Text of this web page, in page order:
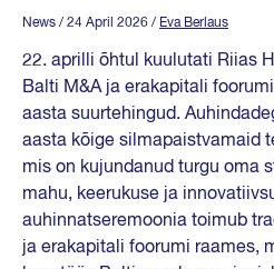
News / 24 April 2026 / Eva Berlaus
22. aprilli õhtul kuulutati Riias
Balti M&A ja erakapitali
aasta suurtehingud.
aasta kõige silmapaistvamaid
mis on kujundanud turgu oma
mahu, keerukuse ja
auhinnatseremoonia toimub
ja erakapitali foorumi raames,